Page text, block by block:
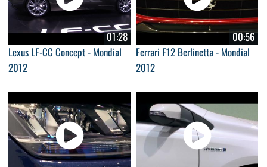
01:28
Lexus LF-CC Concept - Mondial
2012
00:56
Ferrari F12 Berlinetta - Mondial
2012